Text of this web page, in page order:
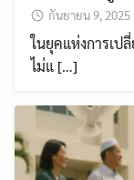
กันยายน 9, 2025
ในยุคแห่งการเป
ไม่แ […]